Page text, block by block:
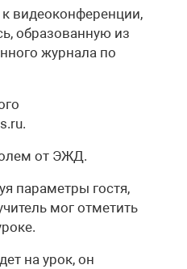
видеоконференции,
образованную из
журнала по
от ЭЖД.
параметры гостя,
мог отметить
на урок, он